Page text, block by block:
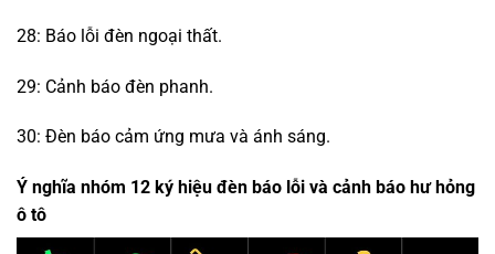
28: Báo lỗi đèn ngoại thất.
29: Cảnh báo đèn phanh.
30: Đèn báo cảm ứng mưa và ánh sáng.
Ý nghĩa nhóm 12 ký hiệu đèn báo lỗi và cảnh báo hư hỏng
ô tô